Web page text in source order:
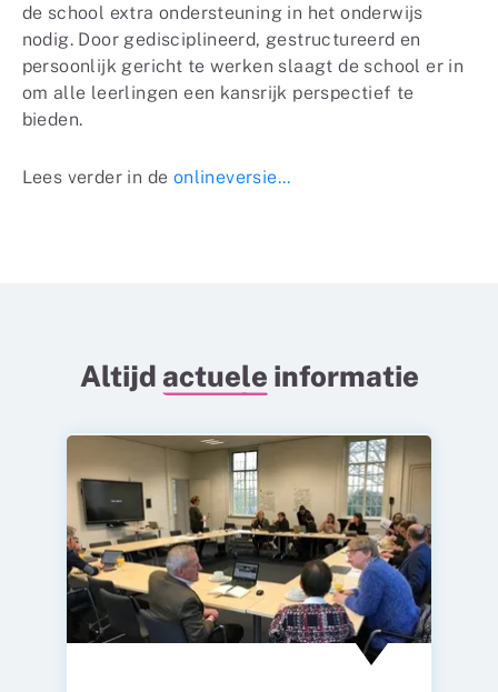
de school extra ondersteuning in het onderwijs
nodig. Door gedisciplineerd, gestructureerd en
persoonlijk gericht te werken slaagt de school er in
om alle leerlingen een kansrijk perspectief te
bieden.
Lees verder in de onlineversie...
Altijd actuele informatie